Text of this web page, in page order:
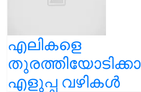
എലികളെ
എളുപ്പ വഴികൾ